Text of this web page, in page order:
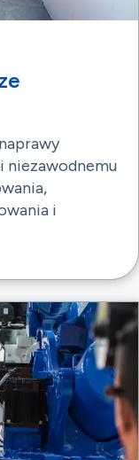
niezawodnemu
i